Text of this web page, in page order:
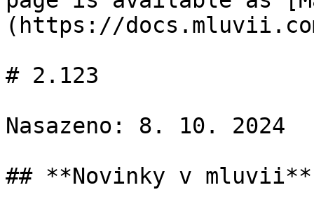
(https://
# 2.123
Nasazeno: 8. 10. 2024
## **Novinky v mluvii**